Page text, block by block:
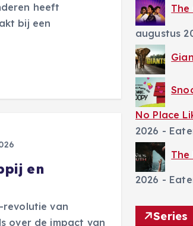
heeft
bij een
en
revolutie van
over de impact van
The
augustus
No Place
2026 -
The
2026 -
Series